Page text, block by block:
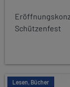
Schützenfest
Lesen, Bücher